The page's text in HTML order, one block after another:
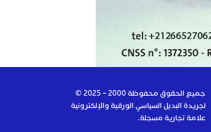
جميع الحقوق محفوظة 2000 – 2025 ©
لجريدة البديل السياسي الورقية والإلكترونية
علامة تجارية مسجلة.